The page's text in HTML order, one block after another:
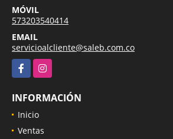
MÓVIL
573203540414
EMAIL
servicioalcliente@saleb.com.co
FacebookInstagram
INFORMACIÓN
Inicio
Ventas